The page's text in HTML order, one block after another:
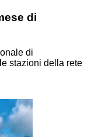
di
di
stazioni della rete